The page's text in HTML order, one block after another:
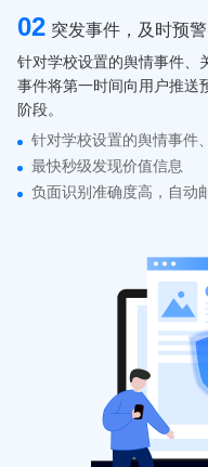
02 突发事件，及时预警
针对学校设置的舆情事件、
事件将第一时间向用户推送
阶段。
针对学校设置的舆情事件
最快秒级发现价值信息
负面识别准确度高，自动